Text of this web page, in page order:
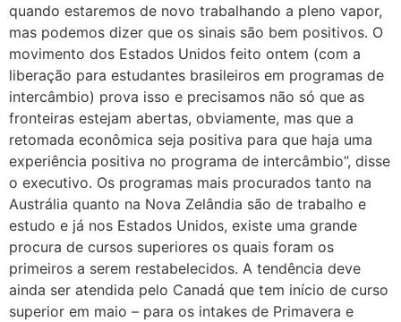
quando estaremos de novo trabalhando a pleno vapor,
mas podemos dizer que os sinais são bem positivos. O
movimento dos Estados Unidos feito ontem (com a
liberação para estudantes brasileiros em programas de
intercâmbio) prova isso e precisamos não só que as
fronteiras estejam abertas, obviamente, mas que a
retomada econômica seja positiva para que haja uma
experiência positiva no programa de intercâmbio”, disse
o executivo. Os programas mais procurados tanto na
Austrália quanto na Nova Zelândia são de trabalho e
estudo e já nos Estados Unidos, existe uma grande
procura de cursos superiores os quais foram os
primeiros a serem restabelecidos. A tendência deve
ainda ser atendida pelo Canadá que tem início de curso
superior em maio – para os intakes de Primavera e